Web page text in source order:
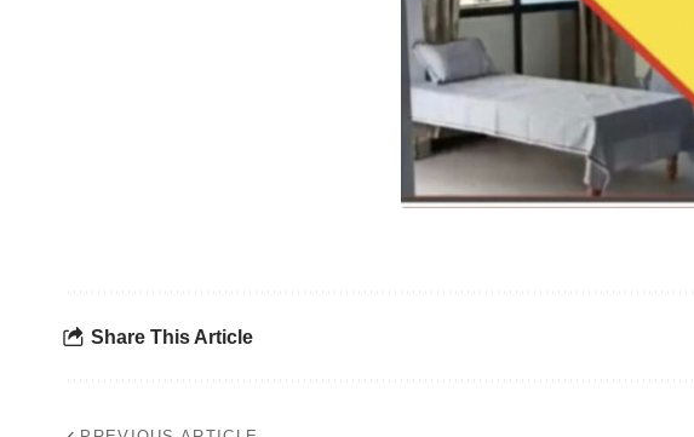
Share This Article